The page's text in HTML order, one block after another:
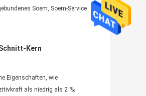
Soem, Soem-Service
Kern
Eigenschaften, wie
als niedrig als 2 ‰